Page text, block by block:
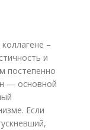
–
и
постепенно
— основной
Если